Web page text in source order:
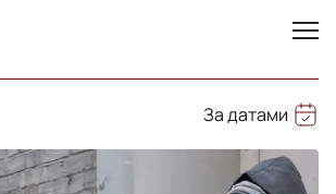
За датами